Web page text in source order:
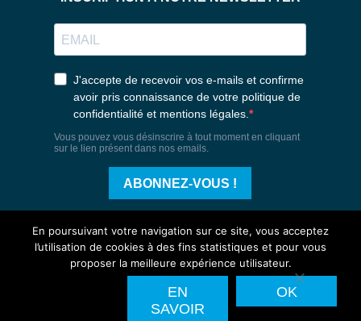
Mentions légales Politique de confidentialité
En poursuivant votre navigation sur ce site, vous acceptez
l’utilisation de cookies à des fins statistiques et pour vous
proposer la meilleure expérience utilisateur.
OK
EN
SAVOIR